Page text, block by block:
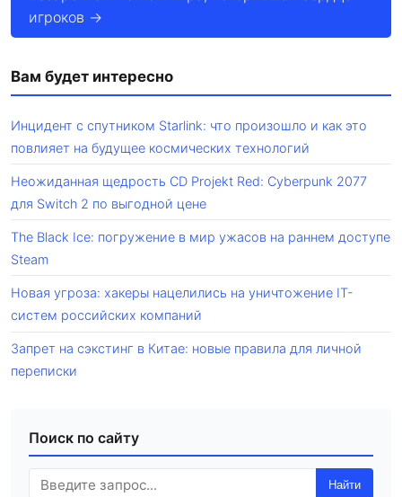
игроков →
Вам будет интересно
Инцидент с спутником Starlink: что произошло и как это
повлияет на будущее космических технологий
Неожиданная щедрость CD Projekt Red: Cyberpunk 2077
для Switch 2 по выгодной цене
The Black Ice: погружение в мир ужасов на раннем доступе
Steam
Новая угроза: хакеры нацелились на уничтожение IT-
систем российских компаний
Запрет на сэкстинг в Китае: новые правила для личной
переписки
Поиск по сайту
Найти